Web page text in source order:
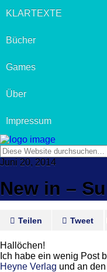
KLARTEXTE
Bücher
Games
Über
Impressum
Juni 20, 2014
New in –
Teilen Tweet
Hallöchen!
Ich habe ein wenig Post
Heyne Verlag und an den